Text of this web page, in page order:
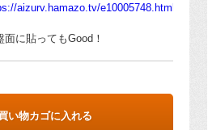
aizurv.hamazo.tv/e10005748.html
面に貼ってもGood！
い物カゴに入れる